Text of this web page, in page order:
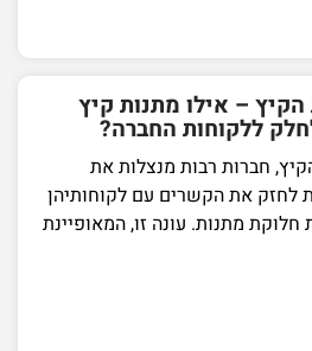
– אילו מתנות קיץ
ללקוחות החברה?
חברות רבות מנצלות את
לחזק את הקשרים עם לקוחותיהן
מתנות. עונה זו, המאופיינת